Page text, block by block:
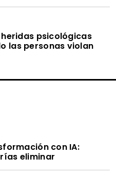
heridas psicológicas
las personas violan
con IA:
eliminar